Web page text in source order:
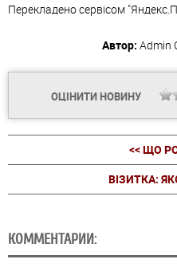
Перекладено сервісом
Автор: Admin
ОЦІНИТИ НОВИНУ
<< ЩО
ВІЗИТКА:
КОММЕНТАРИИ: